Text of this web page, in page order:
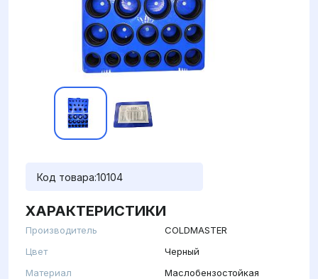
Код товара:10104
ХАРАКТЕРИСТИКИ
Производитель
COLDMASTER
Цвет
Черный
Материал
Маслобензостойкая